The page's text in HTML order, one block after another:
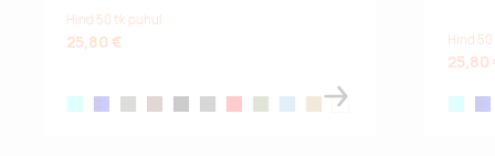
Hind 50 tk puhul
25,80 €
storm bluecurry yellow
plum red
Hind
25,80